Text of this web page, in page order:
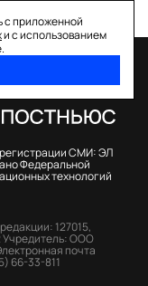
с приложенной
и с использованием
СМИ: ЭЛ
Федеральной
технологий
127015,
Учредитель: ООО
почта
66-33-811